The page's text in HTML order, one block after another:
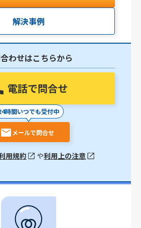
解決事例
わせはこちらから
電話で問合せ
時間いつでも受付中
メールで問合せ
用規約 や利用上の注意